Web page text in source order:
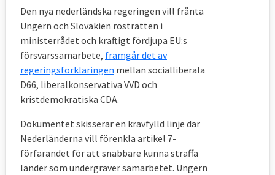
Den nya nederländska regeringen vill frånta
Ungern och Slovakien rösträtten i
ministerrådet och kraftigt fördjupa EU:s
försvarssamarbete, framgår det av
regeringsförklaringen mellan socialliberala
D66, liberalkonservativa VVD och
kristdemokratiska CDA.
Dokumentet skisserar en kravfylld linje där
Nederländerna vill förenkla artikel 7-
förfarandet för att snabbare kunna straffa
länder som undergräver samarbetet. Ungern